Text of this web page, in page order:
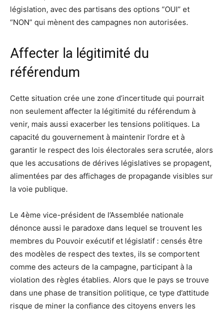
législation, avec des partisans des options “OUI” et
“NON” qui mènent des campagnes non autorisées.
Affecter la légitimité du
référendum
Cette situation crée une zone d’incertitude qui pourrait
non seulement affecter la légitimité du référendum à
venir, mais aussi exacerber les tensions politiques. La
capacité du gouvernement à maintenir l’ordre et à
garantir le respect des lois électorales sera scrutée, alors
que les accusations de dérives législatives se propagent,
alimentées par des affichages de propagande visibles sur
la voie publique.
Le 4ème vice-président de l’Assemblée nationale
dénonce aussi le paradoxe dans lequel se trouvent les
membres du Pouvoir exécutif et législatif : censés être
des modèles de respect des textes, ils se comportent
comme des acteurs de la campagne, participant à la
violation des règles établies. Alors que le pays se trouve
dans une phase de transition politique, ce type d’attitude
risque de miner la confiance des citoyens envers les